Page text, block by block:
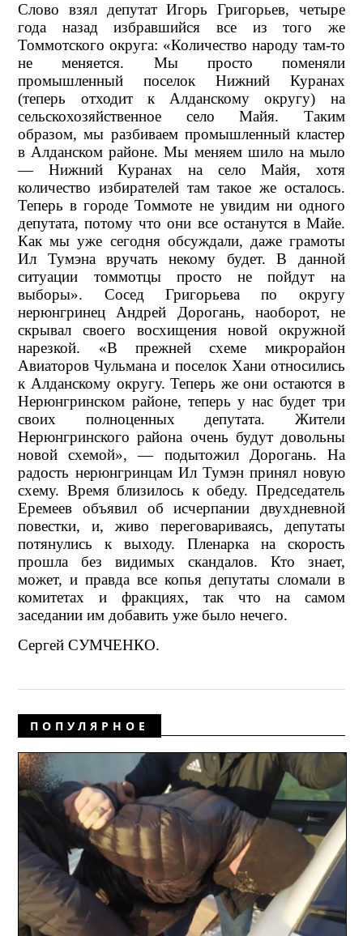
Слово взял депутат Игорь Григорьев, четыре
года назад избравшийся все из того же
Томмотского округа: «Количество народу там-то
не меняется. Мы просто поменяли
промышленный поселок Нижний Куранах
(теперь отходит к Алданскому округу) на
сельскохозяйственное село Майя. Таким
образом, мы разбиваем промышленный кластер
в Алданском районе. Мы меняем шило на мыло
— Нижний Куранах на село Майя, хотя
количество избирателей там такое же осталось.
Теперь в городе Томмоте не увидим ни одного
депутата, потому что они все останутся в Майе.
Как мы уже сегодня обсуждали, даже грамоты
Ил Тумэна вручать некому будет. В данной
ситуации томмотцы просто не пойдут на
выборы». Сосед Григорьева по округу
нерюнгринец Андрей Дорогань, наоборот, не
скрывал своего восхищения новой окружной
нарезкой. «В прежней схеме микрорайон
Авиаторов Чульмана и поселок Хани относились
к Алданскому округу. Теперь же они остаются в
Нерюнгринском районе, теперь у нас будет три
своих полноценных депутата. Жители
Нерюнгринского района очень будут довольны
новой схемой», — подытожил Дорогань. На
радость нерюнгринцам Ил Тумэн принял новую
схему. Время близилось к обеду. Председатель
Еремеев объявил об исчерпании двухдневной
повестки, и, живо переговариваясь, депутаты
потянулись к выходу. Пленарка на скорость
прошла без видимых скандалов. Кто знает,
может, и правда все копья депутаты сломали в
комитетах и фракциях, так что на самом
заседании им добавить уже было нечего.
Сергей СУМЧЕНКО.
ПОПУЛЯРНОЕ